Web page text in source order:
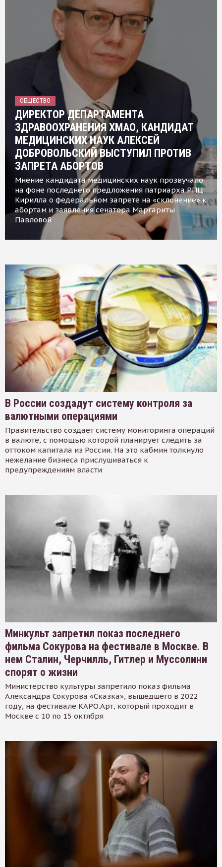
ОБЩЕСТВО
ДИРЕКТОР ДЕПАРТАМЕНТА
ЗДРАВООХРАНЕНИЯ ХМАО, КАНДИДАТ
МЕДИЦИНСКИХ НАУК АЛЕКСЕЙ
ДОБРОВОЛЬСКИЙ ВЫСТУПИЛ ПРОТИВ
ЗАПРЕТА АБОРТОВ
Мнение кандидата медицинских наук прозвучало
на фоне последнего предложения патриарха РПЦ
Кирилла о федеральном запрете на «склонение» к
абортам и заявления сенатора Маргариты
Павловой
В России создадут систему контроля за
валютными операциями
Правительство создает систему мониторинга операций
в валюте, с помощью которой планирует следить за
оттоком капитала из России. На это кабмин толкнуло
нежелание бизнеса прислушиваться к
предупреждениям власти
Минкульт запретил показ последнего
фильма Сокурова на фестивале в Москве. В
нем Сталин, Черчилль, Гитлер и Муссолини
спорят о жизни
Министерство культуры запретило показ фильма
Александра Сокурова «Сказка», вышедшего в 2022
году, на фестивале КАРО.Арт, который проходит в
Москве с 10 по 15 октября